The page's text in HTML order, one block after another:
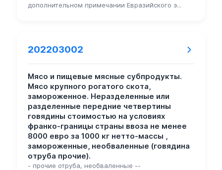
дополнительном примечании Евразийского э...
202203002
Мясо и пищевые мясные субпродукты.
Мясо крупного рогатого скота,
замороженное. Неразделенные или
разделенные передние четвертины
говядины стоимостью на условиях
франко-границы страны ввоза не менее
8000 евро за 1000 кг нетто-массы ,
замороженные, необваленные (говядина
отруба прочие).
- прочие отруба, необваленные --